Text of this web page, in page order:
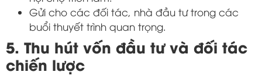
Gửi cho các đối tác, nhà đầu tư trong các
buổi thuyết trình quan trọng.
5. Thu hút vốn đầu tư và đối tác
chiến lược